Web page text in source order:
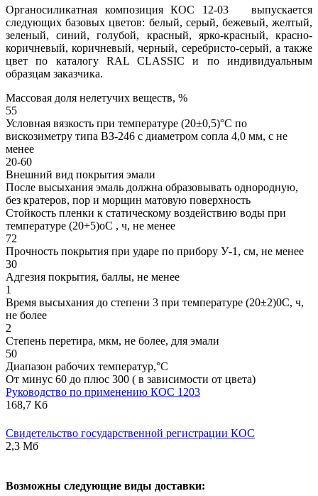
Органосиликатная композиция КОС 12-03 выпускается
следующих базовых цветов: белый, серый, бежевый, желтый,
зеленый, синий, голубой, красный, ярко-красный, красно-
коричневый, коричневый, черный, серебристо-серый, а также
цвет по каталогу RAL CLASSIC и по индивидуальным
образцам заказчика.
Массовая доля нелетучих веществ, %
55
Условная вязкость при температуре (20±0,5)°С по
вискозиметру типа ВЗ-246 с диаметром сопла 4,0 мм, с не
менее
20-60
Внешний вид покрытия эмали
После высыхания эмаль должна образовывать однородную,
без кратеров, пор и морщин матовую поверхность
Стойкость пленки к статическому воздействию воды при
температуре (20+5)оС , ч, не менее
72
Прочность покрытия при ударе по прибору У-1, см, не менее
30
Адгезия покрытия, баллы, не менее
1
Время высыхания до степени 3 при температуре (20±2)0С, ч,
не более
2
Степень перетира, мкм, не более, для эмали
50
Диапазон рабочих температур,°С
От минус 60 до плюс 300 ( в зависимости от цвета)
Руководство по применению КОС 1203
168,7 Кб
Свидетельство государственной регистрации КОС
2,3 Мб
Возможны следующие виды доставки: